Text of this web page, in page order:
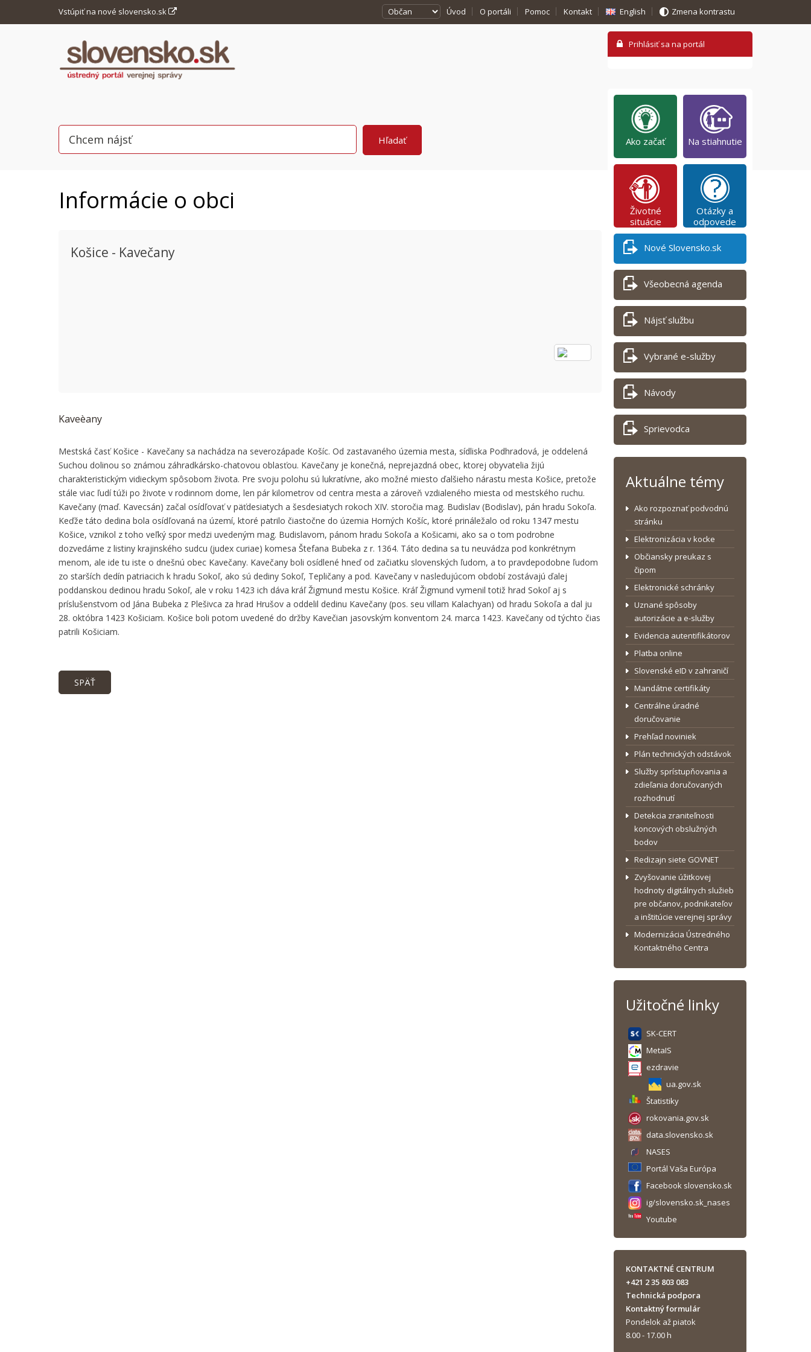
Vstúpiť na nové slovensko.sk Úvod O portáli Pomoc Kontakt English Zmena kontrastu
Informácie o obci
Košice - Kavečany
Kaveèany
Mestská časť Košice - Kavečany sa nachádza na severozápade Košíc. Od zastavaného územia mesta, sídliska Podhradová, je oddelená
Suchou dolinou so známou záhradkársko-chatovou oblasťou. Kavečany je konečná, neprejazdná obec, ktorej obyvatelia žijú
charakteristickým vidieckym spôsobom života. Pre svoju polohu sú lukratívne, ako možné miesto ďalšieho nárastu mesta Košice, pretože
stále viac ľudí túži po živote v rodinnom dome, len pár kilometrov od centra mesta a zároveň vzdialeného miesta od mestského ruchu.
Kavečany (maď. Kavecsán) začal osídľovať v päťdesiatych a šesdesiatych rokoch XIV. storočia mag. Budislav (Bodislav), pán hradu Sokoľa.
Keďže táto dedina bola osídľovaná na území, ktoré patrilo čiastočne do územia Horných Košíc, ktoré prináležalo od roku 1347 mestu
Košice, vznikol z toho veľký spor medzi uvedeným mag. Budislavom, pánom hradu Sokoľa a Košicami, ako sa o tom podrobne
dozvedáme z listiny krajinského sudcu (judex curiae) komesa Štefana Bubeka z r. 1364. Táto dedina sa tu neuvádza pod konkrétnym
menom, ale ide tu iste o dnešnú obec Kavečany. Kavečany boli osídlené hneď od začiatku slovenských ľudom, a to pravdepodobne ľudom
zo starších dedín patriacich k hradu Sokoľ, ako sú dediny Sokoľ, Tepličany a pod. Kavečany v nasledujúcom období zostávajú ďalej
poddanskou dedinou hradu Sokoľ, ale v roku 1423 ich dáva kráľ Žigmund mestu Košice. Kráľ Žigmund vymenil totiž hrad Sokoľ aj s
príslušenstvom od Jána Bubeka z Plešivca za hrad Hrušov a oddelil dedinu Kavečany (pos. seu villam Kalachyan) od hradu Sokoľa a dal ju
28. októbra 1423 Košiciam. Košice boli potom uvedené do držby Kavečian jasovským konventom 24. marca 1423. Kavečany od týchto čias
patrili Košiciam.
SPÄŤ
Ako začať Na stiahnutie
Životné
situácie
Otázky a
odpovede
Nové Slovensko.sk
Všeobecná agenda
Nájsť službu
Vybrané e-služby
Návody
Sprievodca
Aktuálne témy
Ako rozpoznať podvodnú
stránku
Elektronizácia v kocke
Občiansky preukaz s
čipom
Elektronické schránky
Uznané spôsoby
autorizácie a e-služby
Evidencia autentifikátorov
Platba online
Slovenské eID v zahraničí
Mandátne certifikáty
Centrálne úradné
doručovanie
Prehľad noviniek
Plán technických odstávok
Služby sprístupňovania a
zdieľania doručovaných
rozhodnutí
Detekcia zraniteľnosti
koncových obslužných
bodov
Redizajn siete GOVNET
Zvyšovanie úžitkovej
hodnoty digitálnych služieb
pre občanov, podnikateľov
a inštitúcie verejnej správy
Modernizácia Ústredného
Kontaktného Centra
Užitočné linky
SK-CERT
MetaIS
ezdravie
ua.gov.sk
Štatistiky
rokovania.gov.sk
data.slovensko.sk
NASES
Portál Vaša Európa
Facebook slovensko.sk
ig/slovensko.sk_nases
Youtube
KONTAKTNÉ CENTRUM
+421 2 35 803 083
Technická podpora
Kontaktný formulár
Pondelok až piatok
8.00 - 17.00 h